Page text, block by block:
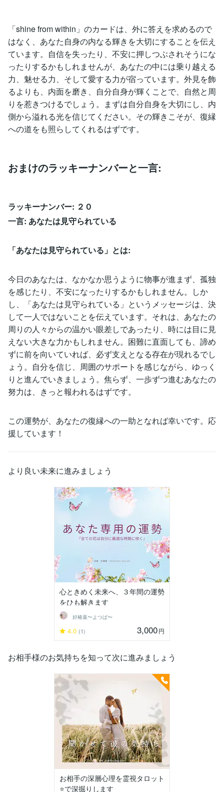
「shine from within」のカードは、外に答えを求めるので
はなく、あなた自身の内なる輝きを大切にすることを伝え
ています。自信を失ったり、不安に押しつぶされそうにな
ったりするかもしれませんが、あなたの中には乗り越える
力、魅せる力、そして愛する力が宿っています。外見を飾
るよりも、内面を磨き、自分自身が輝くことで、自然と周
りを惹きつけるでしょう。まずは自分自身を大切にし、内
側から溢れる光を信じてください。その輝きこそが、復縁
への道をも照らしてくれるはずです。
おまけのラッキーナンバーと一言:
ラッキーナンバー: ２０
一言: あなたは見守られている
「あなたは見守られている」とは:
今日のあなたは、なかなか思うように物事が進まず、孤独
を感じたり、不安になったりするかもしれません。しか
し、「あなたは見守られている」というメッセージは、決
して一人ではないことを伝えています。それは、あなたの
周りの人々からの温かい眼差しであったり、時には目に見
えない大きな力かもしれません。困難に直面しても、諦め
ずに前を向いていれば、必ず支えとなる存在が現れるでし
ょう。自分を信じ、周囲のサポートを感じながら、ゆっく
りと進んでいきましょう。焦らず、一歩ずつ進むあなたの
努力は、きっと報われるはずです。
この運勢が、あなたの復縁への一助となれば幸いです。応
援しています！
より良い未来に進みましょう
心ときめく未来へ、３年間の運勢
をひも解きます
好椿葉〜よつば〜
4.0 (1) 3,000円
お相手様のお気持ちを知って次に進みましょう
お相手の深層心理を霊視タロット
⭐️で深掘りします